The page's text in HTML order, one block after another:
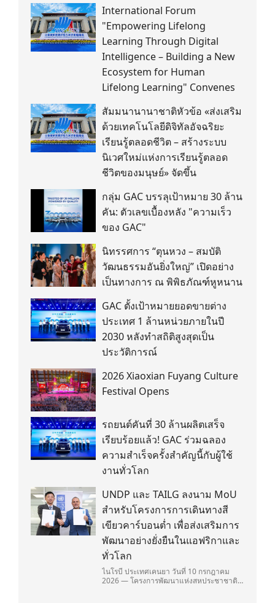
International Forum
"Empowering Lifelong
Learning Through Digital
Intelligence – Building a New
Ecosystem for Human
Lifelong Learning" Convenes
สัมมนานานาชาติหัวข้อ «ส่งเสริม
ด้วยเทคโนโลยีดิจิทัลอัจฉริยะ
เรียนรู้ตลอดชีวิต – สร้างระบบ
นิเวศใหม่แห่งการเรียนรู้ตลอด
ชีวิตของมนุษย์» จัดขึ้น
กลุ่ม GAC บรรลุเป้าหมาย 30 ล้าน
คัน: ตัวเลขเบื้องหลัง "ความเร็ว
ของ GAC"
นิทรรศการ “ตุนหวง – สมบัติ
วัฒนธรรมอันยิ่งใหญ่” เปิดอย่าง
เป็นทางการ ณ พิพิธภัณฑ์หูหนาน
GAC ตั้งเป้าหมายยอดขายต่าง
ประเทศ 1 ล้านหน่วยภายในปี
2030 หลังทำสถิติสูงสุดเป็น
ประวัติการณ์
2026 Xiaoxian Fuyang Culture
Festival Opens
รถยนต์คันที่ 30 ล้านผลิตเสร็จ
เรียบร้อยแล้ว! GAC ร่วมฉลอง
ความสำเร็จครั้งสำคัญนี้กับผู้ใช้
งานทั่วโลก
UNDP และ TAILG ลงนาม MoU
สำหรับโครงการการเดินทางสี
เขียวคาร์บอนต่ำ เพื่อส่งเสริมการ
พัฒนาอย่างยั่งยืนในแอฟริกาและ
ทั่วโลก
ไนโรบี ประเทศเคนยา วันที่ 10 กรกฎาคม
2026 — โครงการพัฒนาแห่งสหประชาชาติ